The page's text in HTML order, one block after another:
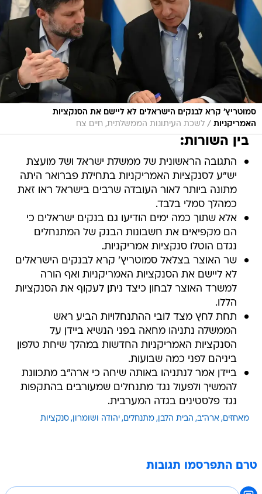
סמוטריץ' קרא לבנקים הישראלים לא ליישם את הסנקציות
האמריקניות / לשכת העיתונות הממשלתית, חיים צח
בין השורות:
התגובה הראשונית של ממשלת ישראל ושל מועצת
יש"ע לסנקציות האמריקניות בתחילת פברואר היתה
מתונה ביותר לאור העובדה שרבים בישראל ראו זאת
כמהלך סמלי בלבד.
אלא שתוך כמה ימים הודיעו גם בנקים ישראלים כי
הם מקפיאים את חשבונות הבנק של המתנחלים
נגדם הוטלו סנקציות אמריקניות.
שר האוצר בצלאל סמוטריץ' קרא לבנקים הישראלים
לא ליישם את הסנקציות האמריקניות ואף הורה
למשרד האוצר לבחון כיצד ניתן לעקוף את הסנקציות
הללו.
תחת לחץ מצד לובי ההתנחלויות הביע ראש
הממשלה נתניהו מחאה בפני הנשיא ביידן על
הסנקציות האמריקניות החדשות במהלך שיחת טלפון
ביניהם לפני כמה שבועות.
ביידן אמר לנתניהו באותה שיחה כי ארה"ב מתכוונת
להמשיך ולפעול נגד מתנחלים שמעורבים בהתקפות
נגד פלסטינים בגדה המערבית.
מאחזים ארה"ב הבית הלבן מתנחלים יהודה ושומרון סנקציות
טרם התפרסמו תגובות